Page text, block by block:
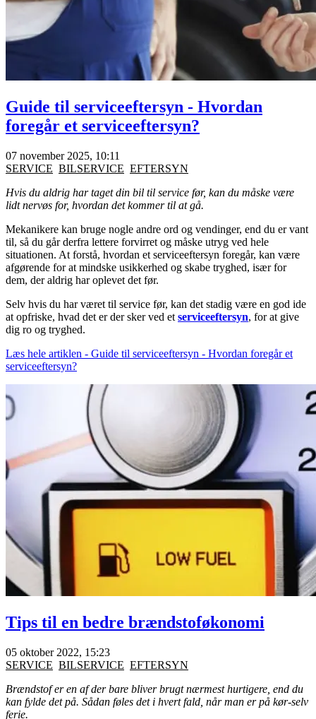
Guide til serviceeftersyn - Hvordan
foregår et serviceeftersyn?
07 november 2025, 10:11
SERVICE BILSERVICE EFTERSYN
Hvis du aldrig har taget din bil til service før, kan du måske være
lidt nervøs for, hvordan det kommer til at gå.
Mekanikere kan bruge nogle andre ord og vendinger, end du er vant
til, så du går derfra lettere forvirret og måske utryg ved hele
situationen. At forstå, hvordan et serviceeftersyn foregår, kan være
afgørende for at mindske usikkerhed og skabe tryghed, især for
dem, der aldrig har oplevet det før.
Selv hvis du har været til service før, kan det stadig være en god ide
at opfriske, hvad det er der sker ved et serviceeftersyn, for at give
dig ro og tryghed.
Læs hele artiklen - Guide til serviceeftersyn - Hvordan foregår et
serviceeftersyn?
Tips til en bedre brændstoføkonomi
05 oktober 2022, 15:23
SERVICE BILSERVICE EFTERSYN
Brændstof er en af der bare bliver brugt nærmest hurtigere, end du
kan fylde det på. Sådan føles det i hvert fald, når man er på kør-selv
ferie.